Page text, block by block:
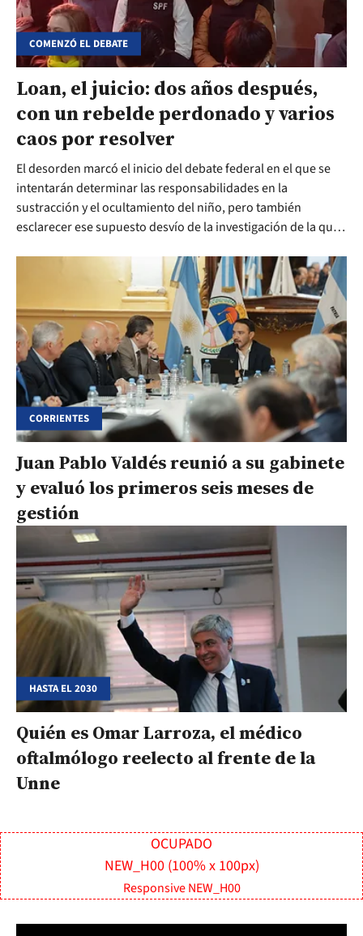
COMENZÓ EL DEBATE
Loan, el juicio: dos años después,
con un rebelde perdonado y varios
caos por resolver
El desorden marcó el inicio del debate federal en el que se
intentarán determinar las responsabilidades en la
sustracción y el ocultamiento del niño, pero también
esclarecer ese supuesto desvío de la investigación de la que
CORRIENTES
Juan Pablo Valdés reunió a su gabinete
y evaluó los primeros seis meses de
gestión
HASTA EL 2030
Quién es Omar Larroza, el médico
oftalmólogo reelecto al frente de la
Unne
OCUPADO
NEW_H00 (100% x 100px)
Responsive NEW_H00